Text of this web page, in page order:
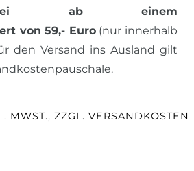
ab einem
von 59,- Euro(nur innerhalb
den Versand ins Ausland gilt
MWST., ZZGL. VERSANDKOSTEN